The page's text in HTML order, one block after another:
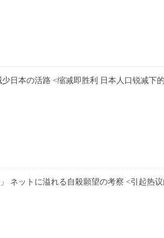
縮んで勝つ 人口減少日本の活路 <缩减即胜利 日
ネットに溢れる自殺願望の考察 <引起热